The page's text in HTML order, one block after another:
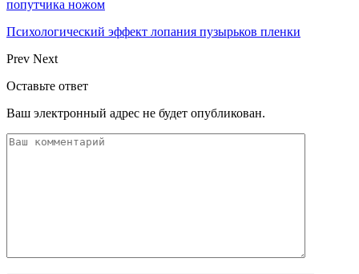
попутчика ножом
Психологический эффект лопания пузырьков пленки
Prev Next
Оставьте ответ
Ваш электронный адрес не будет опубликован.